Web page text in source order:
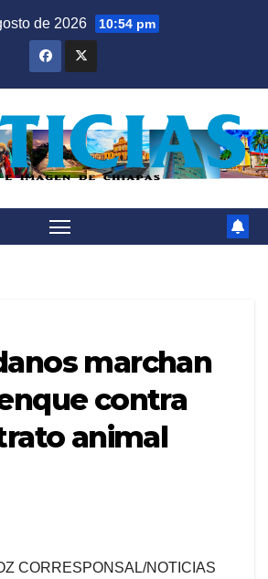
de 2026 10:54 pm
marchan
contra
animal
CORRESPONSAL/NOTICIAS